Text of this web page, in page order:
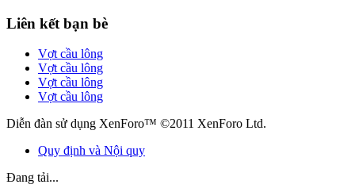
Liên kết bạn bè
Vợt cầu lông
Vợt cầu lông
Vợt cầu lông
Vợt cầu lông
Diễn đàn sử dụng XenForo™ ©2011 XenForo Ltd.
Quy định và Nội quy
Đang tải...